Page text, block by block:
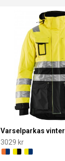
Varselparkas vinter
3029 kr